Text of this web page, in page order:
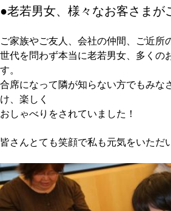
●老若男女、様々なお客さまが
ご家族やご友人、会社の仲間、ご近所
世代を問わず本当に老若男女、多くの
す。
合席になって隣が知らない方でもみな
け、楽しく
おしゃべりをされていました！
皆さんとても笑顔で私も元気をいただ